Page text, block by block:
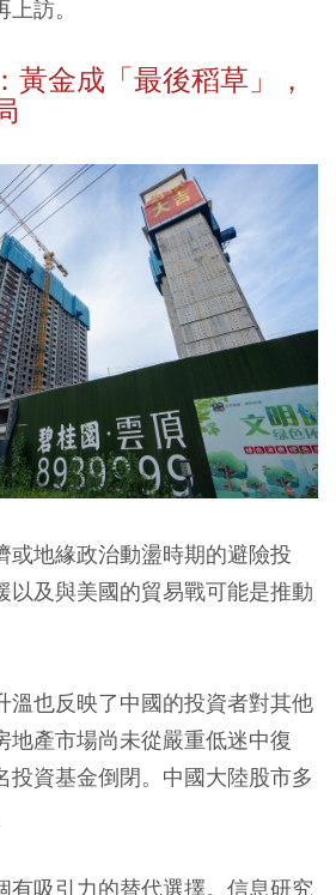
訪。
黃金成「最後稻草」，
或地緣政治動盪時期的避險投
以及與美國的貿易戰可能是推動
溫也反映了中國的投資者對其他
地產市場尚未從嚴重低迷中復
投資基金倒閉。中國大陸股市多
有吸引力的替代選擇。信息研究